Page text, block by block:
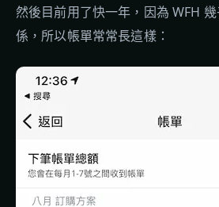
然後目前用了快一年，因為 WFH
係，所以帳單常常長這樣：